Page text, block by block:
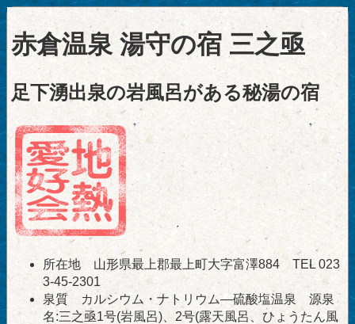
赤倉温泉 湯守の宿 三之亟
足下湧出泉の岩風呂がある秘湯の宿
所在地 山形県最上郡最上町大字富澤884 TEL 023
3-45-2301
泉質 カルシウム・ナトリウム―硫酸塩温泉 源泉
名:三之亟1号(岩風呂)、2号(露天風呂、ひょうたん風